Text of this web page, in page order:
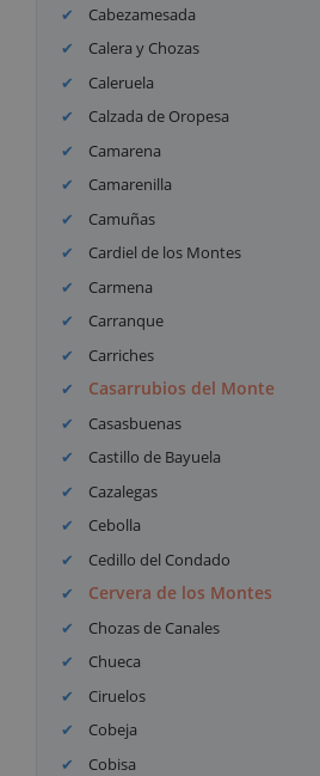
Cabezamesada
Calera y Chozas
Caleruela
Calzada de Oropesa
Camarena
Camarenilla
Camuñas
Cardiel de los Montes
Carmena
Carranque
Carriches
Casarrubios del Monte
Casasbuenas
Castillo de Bayuela
Cazalegas
Cebolla
Cedillo del Condado
Cervera de los Montes
Chozas de Canales
Chueca
Ciruelos
Cobeja
Cobisa